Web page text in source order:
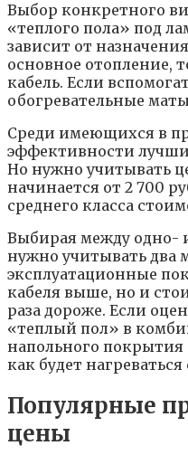
Выбор конкретного
«теплого пола» под
зависит от
основное отопление,
кабель. Если
обогревательные
Среди имеющихся в
эффективности
Но нужно учитывать
начинается от 2 700
среднего класса
Выбирая между одно-
нужно учитывать два
эксплуатационные
кабеля выше, но и
раза дороже. Если
«теплый пол» в
напольного
как будет
Популярные
цены